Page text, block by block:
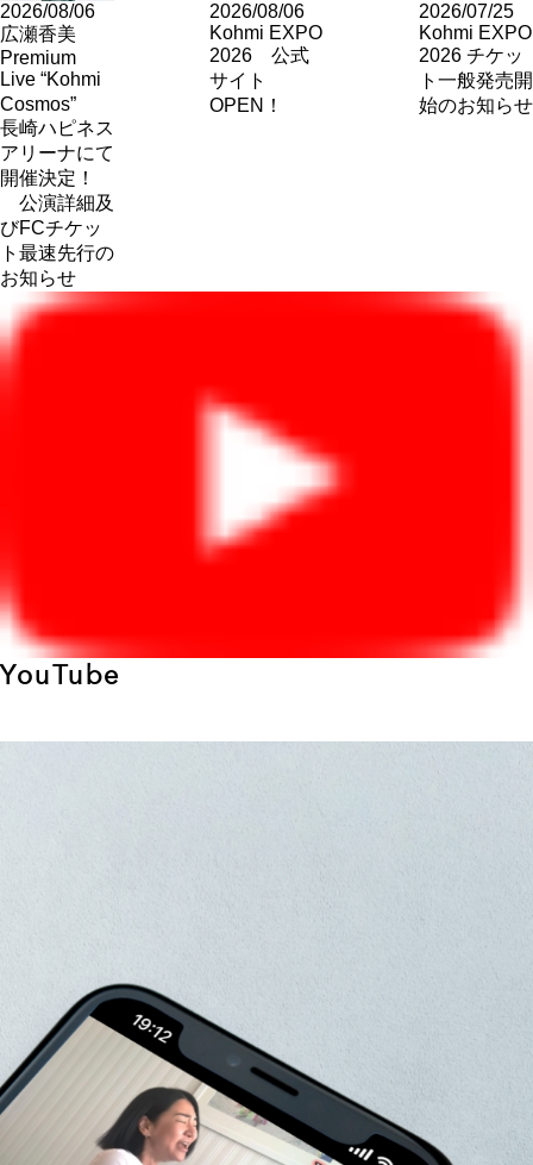
2026/08/06
広瀬香美
Premium
Live “Kohmi
Cosmos”
長崎ハピネス
アリーナにて
開催決定！
公演詳細及
びFCチケッ
ト最速先行の
お知らせ
2026/08/06
Kohmi EXPO
2026 公式
サイト
OPEN！
2026/07/25
Kohmi EXPO
2026 チケッ
ト一般発売開
始のお知らせ
YouTube